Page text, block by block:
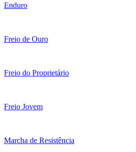
Enduro
Freio de Ouro
Freio do Proprietário
Freio Jovem
Marcha de Resistência